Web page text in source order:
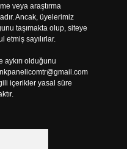
veya araştırma
Ancak, üyelerimiz
taşımakta olup, siteye
etmiş sayılırlar.
olduğunu
içerikler yasal süre